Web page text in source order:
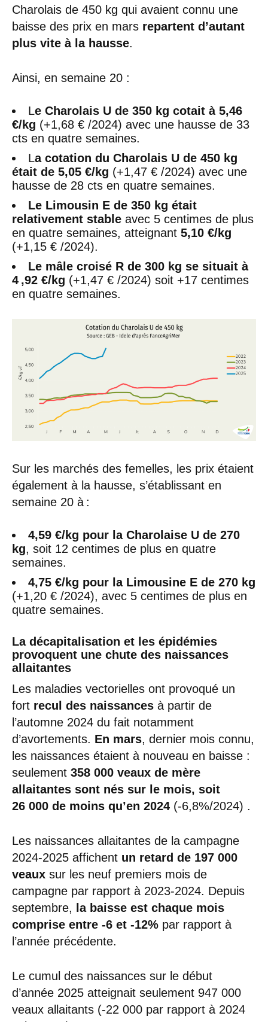
Charolais de 450 kg qui avaient connu une
baisse des prix en mars repartent d’autant
plus vite à la hausse.
Ainsi, en semaine 20 :
Le Charolais U de 350 kg cotait à 5,46
€/kg (+1,68 € /2024) avec une hausse de 33
cts en quatre semaines.
La cotation du Charolais U de 450 kg
était de 5,05 €/kg (+1,47 € /2024) avec une
hausse de 28 cts en quatre semaines.
Le Limousin E de 350 kg était
relativement stable avec 5 centimes de plus
en quatre semaines, atteignant 5,10 €/kg
(+1,15 € /2024).
Le mâle croisé R de 300 kg se situait à
4 ,92 €/kg (+1,47 € /2024) soit +17 centimes
en quatre semaines.
Sur les marchés des femelles, les prix étaient
également à la hausse, s’établissant en
semaine 20 à :
4,59 €/kg pour la Charolaise U de 270
kg, soit 12 centimes de plus en quatre
semaines.
4,75 €/kg pour la Limousine E de 270 kg
(+1,20 € /2024), avec 5 centimes de plus en
quatre semaines.
La décapitalisation et les épidémies
provoquent une chute des naissances
allaitantes
Les maladies vectorielles ont provoqué un
fort recul des naissances à partir de
l’automne 2024 du fait notamment
d’avortements. En mars, dernier mois connu,
les naissances étaient à nouveau en baisse :
seulement 358 000 veaux de mère
allaitantes sont nés sur le mois, soit
26 000 de moins qu’en 2024 (-6,8%/2024) .
Les naissances allaitantes de la campagne
2024-2025 affichent un retard de 197 000
veaux sur les neuf premiers mois de
campagne par rapport à 2023-2024. Depuis
septembre,
la baisse est chaque mois
comprise entre -6 et -12% par rapport à
l’année précédente.
Le cumul des naissances sur le début
d’année 2025 atteignait seulement 947 000
veaux allaitants (-22 000 par rapport à 2024